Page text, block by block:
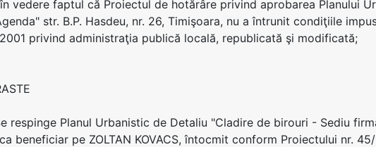
vedere faptul că Proiectul de hotărâre privind aprobarea Planului
str. B.P. Hasdeu, nr. 26, Timişoara, nu a întrunit condiţiile
privind administraţia publică locală, republicată şi modificată;
respinge Planul Urbanistic de Detaliu "Cladire de birouri - Sediu
beneficiar pe ZOLTAN KOVACS, întocmit conform Proiectului nr.